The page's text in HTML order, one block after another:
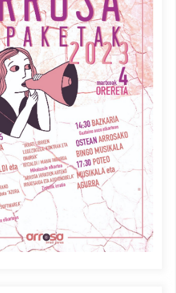
Segura irratian Arrosaren 20 urteez
2021/07/22
Arrosari buruzko erreportaia
2021/07/16
Berria egunkarian elkarrizketa
Arrosaren 20 urteez
2021/07/06